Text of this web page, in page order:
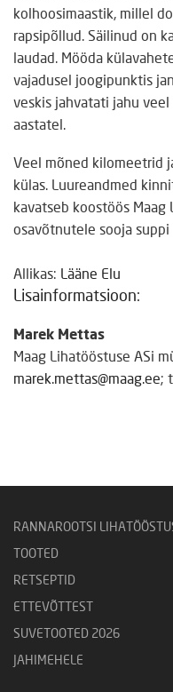
kolhoosimaastik, millel
rapsipõllud. Säilinud on
laudad. Mööda
vajadusel joogipunktis
veskis jahvatati jahu
aastatel.
Veel mõned kilomeetrid
külas. Luureandmed
kavatseb koostöös
osavõtnutele sooja suppi
Allikas: Lääne Elu
Lisainformatsioon:
Marek Mettas
Maag Lihatööstuse ASi
marek.mettas@maag.ee;
RANNAROOTSI
TOOTED
RETSEPTID
ETTEVÕTTEST
SUVETOOTED 2026
JAHIMEHELE